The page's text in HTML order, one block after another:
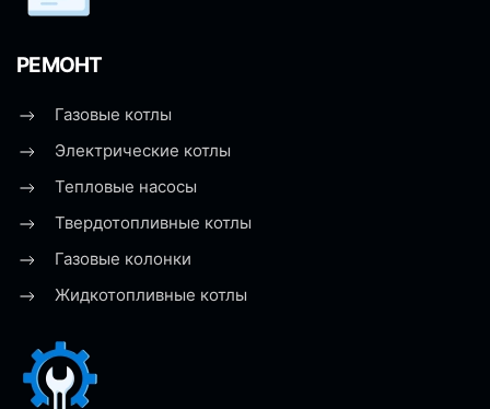
РЕМОНТ
Газовые котлы
Электрические котлы
Тепловые насосы
Твердотопливные котлы
Газовые колонки
Жидкотопливные котлы